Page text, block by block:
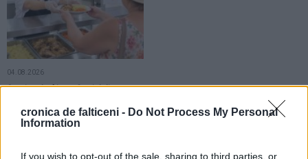
cronica de falticeni - Do Not Process My Personal
Information
If you wish to opt-out of the sale, sharing to third parties, or
04.08.2026
Cantina de Ajutor Social din
Circa 50 de familii primesc zilnic
masa gratuită